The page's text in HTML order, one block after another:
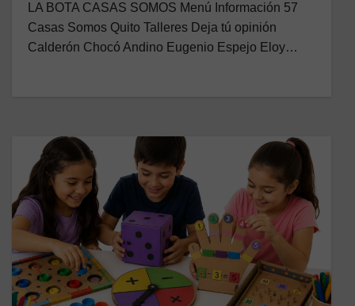
LA BOTA CASAS SOMOS Menú Información 57
Casas Somos Quito Talleres Deja tú opinión
Calderón Chocó Andino Eugenio Espejo Eloy…